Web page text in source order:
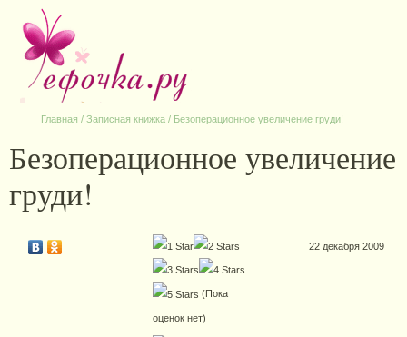
Главная / Записная книжка / Безоперационное увеличение груди!
Безоперационное увеличение
груди!
(Пока
оценок нет)
22 декабря 2009